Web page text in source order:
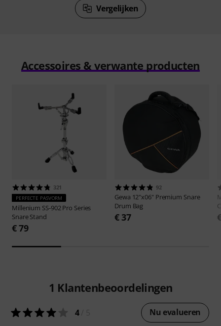
Vergelijken
Accessoires & verwante producten
321
PERFECTE PASVORM
Millenium SS-902 Pro Series
Snare Stand
€ 79
92
Gewa 12"x06" Premium Snare
Drum Bag
€ 37
1 Klantenbeoordelingen
4/ 5 Nu evalueren